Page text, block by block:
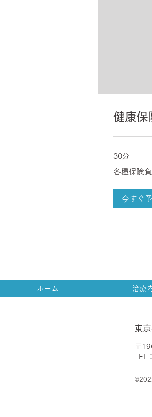
健康保
30分
各
種
割
各種保険
今すぐ
ホーム 治療
東
〒
​TEL